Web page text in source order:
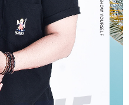
個別帳號之用戶狀況，依本公司即
不足之情形，本公司將視審查結果
訊註冊。若發現惡意使用之情形，
之使用額度並採取法律行動。